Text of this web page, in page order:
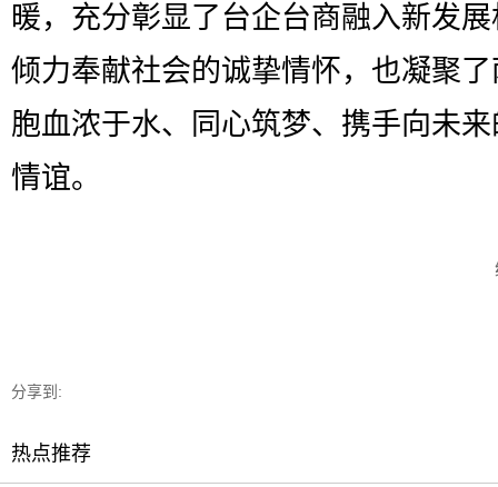
暖，充分彰显了台企台商融入新发
倾力奉献社会的诚挚情怀，也凝聚
胞血浓于水、同心筑梦、携手向未
情谊。
分享到:
热点推荐